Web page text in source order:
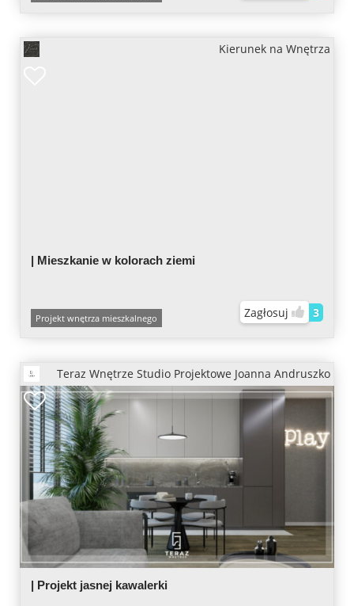
Kierunek na Wnętrza
| Mieszkanie w kolorach ziemi
Projekt wnętrza mieszkalnego Zagłosuj 3
Teraz Wnętrze Studio Projektowe Joanna Andruszko
| Projekt jasnej kawalerki